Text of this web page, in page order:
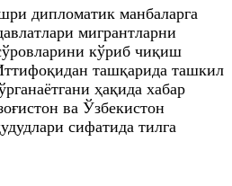
дипломатик манбаларга
мигрантларни
кўриб чиқиш
ташқарида ташкил
ҳақида хабар
ва Ўзбекистон
сифатида тилга